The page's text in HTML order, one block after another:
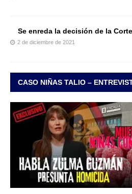
Se enreda la decisión de la
2 de diciembre de 2021
CASO NIÑAS TALIO –